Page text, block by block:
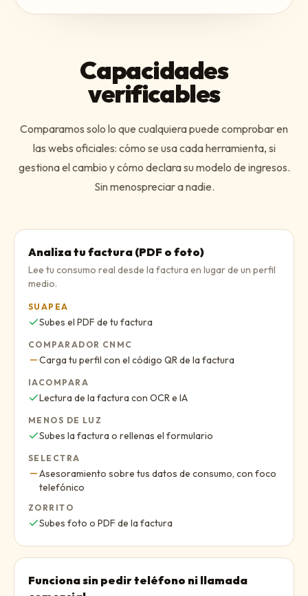
Capacidades
verificables
Comparamos solo lo que cualquiera puede comprobar en
las webs oficiales: cómo se usa cada herramienta, si
gestiona el cambio y cómo declara su modelo de ingresos.
Sin menospreciar a nadie.
Analiza tu factura (PDF o foto)
Lee tu consumo real desde la factura en lugar de un perfil
medio.
SUAPEA
Sí:
Subes el PDF de tu factura
COMPARADOR CNMC
Parcial :
Carga tu perfil con el código QR de la factura
IACOMPARA
Sí:
Lectura de la factura con OCR e IA
MENOS DE LUZ
Sí:
Subes la factura o rellenas el formulario
SELECTRA
Parcial:
Asesoramiento sobre tus datos de consumo, con foco
telefónico
ZORRITO
Sí:
Subes foto o PDF de la factura
Funciona sin pedir teléfono ni llamada